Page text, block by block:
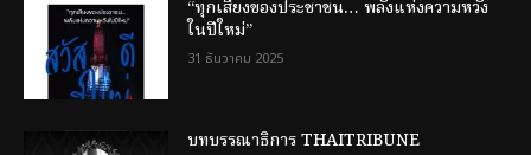
“ทุกเสียงของประชาชน… พลังแห่งความหวัง
ในปีใหม่”
31 ธันวาคม 2025
บทบรรณาธิการ THAITRIBUNE